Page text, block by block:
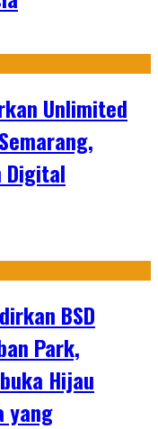
Unlimited
Digital
BSD
Park,
Hijau
yang